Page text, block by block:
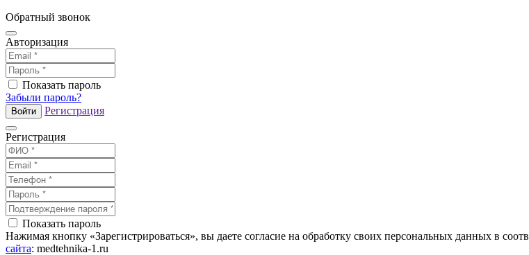
Обратный звонок
Авторизация
Показать пароль
Забыли пароль?
Войти Регистрация
Регистрация
Показать пароль
Нажимая кнопку «Зарегистрироваться», вы даете согласие на обработку своих персональных данных в
сайта: medtehnika-1.ru